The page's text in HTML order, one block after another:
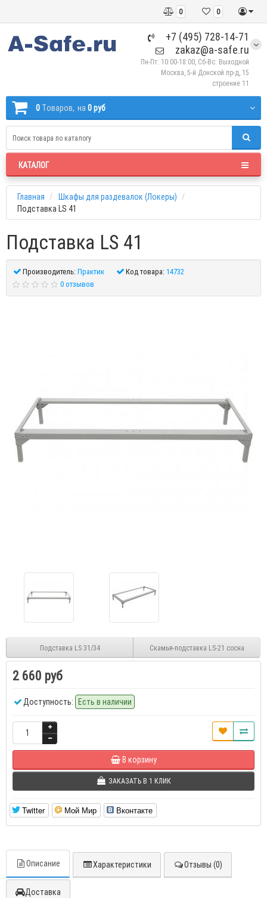
0
0
+7 (495) 728-14-71
zakaz@a-safe.ru
Пн-Пт: 10:00-18:00, Сб-Вс: Выходной
Москва, 5-й Донской пр-д, 15
строение 11
0 Tоваров, на 0 руб
КАТАЛОГ
Главная
Шкафы для раздевалок (Локеры)
Подставка LS 41
Подставка LS 41
Производитель:Практик Код товара:14732
0 отзывов
Подставка LS 31/34 Скамья-подставка LS-21 сосна
2 660 руб
Доступность: Есть в наличии
В корзину
ЗАКАЗАТЬ В 1 КЛИК
Twitter Мой Мир Вконтакте
Описание Характеристики Отзывы (0)
Доставка